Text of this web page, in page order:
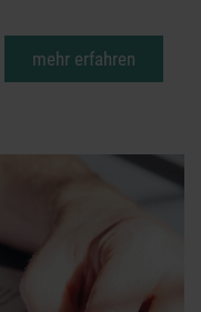
mehr erfahren